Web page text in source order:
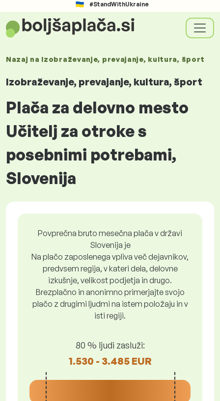
#StandWithUkraine
Nazaj na Izobraževanje, prevajanje, kultura, šport
Izobraževanje, prevajanje, kultura, šport
Plača za delovno mesto
Učitelj za otroke s
posebnimi potrebami,
Slovenija
Povprečna bruto mesečna plača v državi
Slovenija je
Na plačo zaposlenega vpliva več dejavnikov,
predvsem regija, v kateri dela, delovne
izkušnje, velikost podjetja in drugo.
Brezplačno in anonimno primerjajte svojo
plačo z drugimi ljudmi na istem položaju in v
isti regiji.
80 % ljudi zasluži:
1.530 - 3.485 EUR